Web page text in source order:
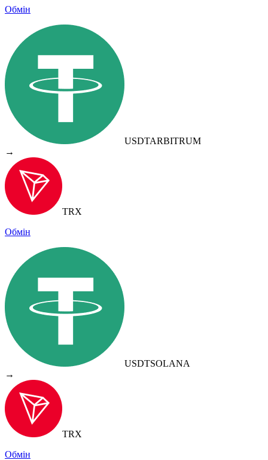
Обмін
USDTARBITRUM
→
TRX
Обмін
USDTSOLANA
→
TRX
Обмін